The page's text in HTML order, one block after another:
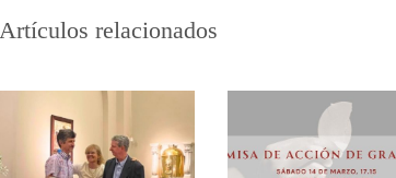
Artículos relacionados